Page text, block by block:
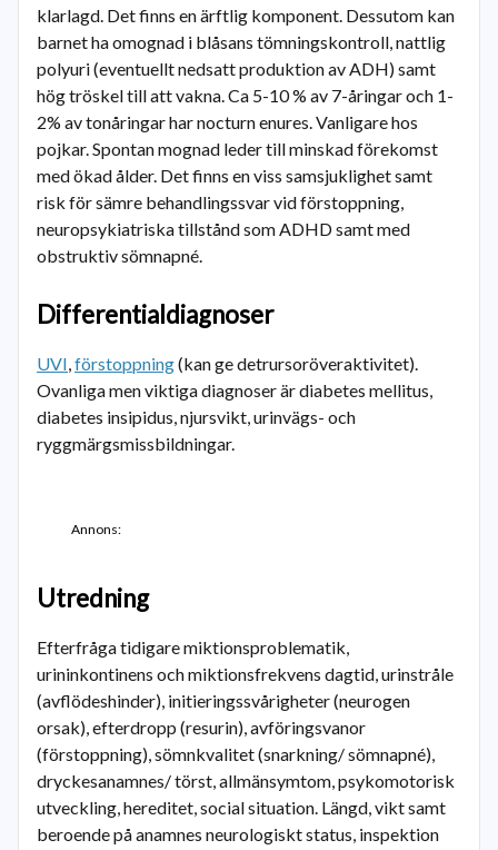
klarlagd. Det finns en ärftlig komponent. Dessutom kan
barnet ha omognad i blåsans tömningskontroll, nattlig
polyuri (eventuellt nedsatt produktion av ADH) samt
hög tröskel till att vakna. Ca 5-10 % av 7-åringar och 1-
2% av tonåringar har nocturn enures. Vanligare hos
pojkar. Spontan mognad leder till minskad förekomst
med ökad ålder. Det finns en viss samsjuklighet samt
risk för sämre behandlingssvar vid förstoppning,
neuropsykiatriska tillstånd som ADHD samt med
obstruktiv sömnapné.
Differentialdiagnoser
UVI,förstoppning(kan ge detrursoröveraktivitet).
Ovanliga men viktiga diagnoser är diabetes mellitus,
diabetes insipidus, njursvikt, urinvägs- och
ryggmärgsmissbildningar.
Annons:
Utredning
Efterfråga tidigare miktionsproblematik,
urininkontinens och miktionsfrekvens dagtid, urinstråle
(avflödeshinder), initieringssvårigheter (neurogen
orsak), efterdropp (resurin), avföringsvanor
(förstoppning), sömnkvalitet (snarkning/ sömnapné),
dryckesanamnes/ törst, allmänsymtom, psykomotorisk
utveckling, hereditet, social situation. Längd, vikt samt
beroende på anamnes neurologiskt status, inspektion